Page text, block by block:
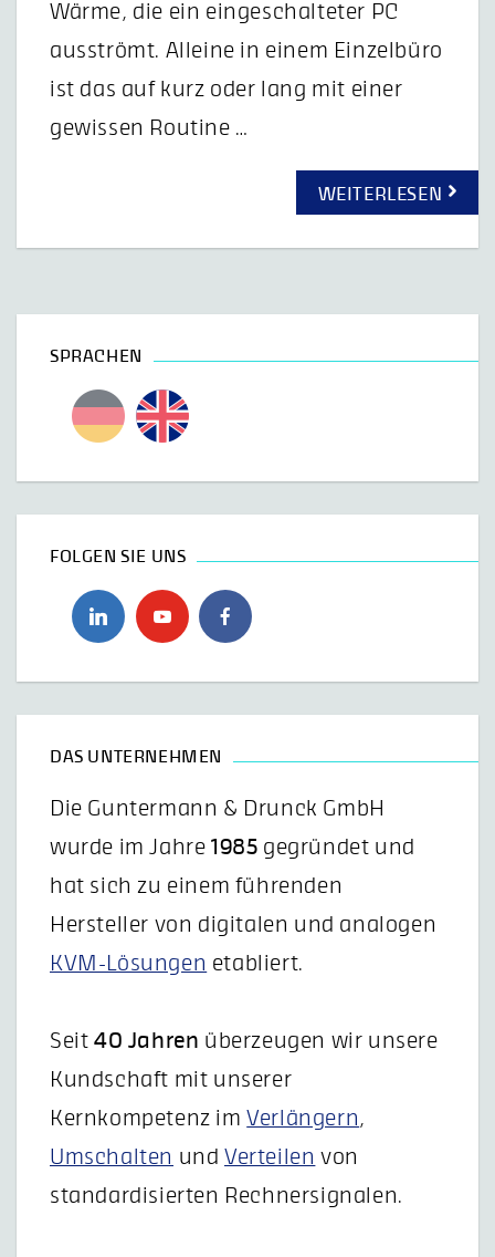
Wärme, die ein eingeschalteter PC
ausströmt. Alleine in einem Einzelbüro
ist das auf kurz oder lang mit einer
gewissen Routine …
WEITERLESEN
SPRACHEN
FOLGEN SIE UNS
DAS UNTERNEHMEN
Die Guntermann & Drunck GmbH
wurde im Jahre 1985 gegründet und
hat sich zu einem führenden
Hersteller von digitalen und analogen
KVM-Lösungen etabliert.
Seit 40 Jahren überzeugen wir unsere
Kundschaft mit unserer
Kernkompetenz imVerlängern ,
Umschalten und Verteilen von
standardisierten Rechnersignalen.